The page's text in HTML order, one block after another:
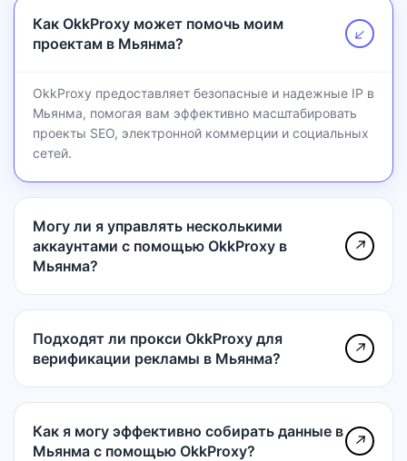
Как OkkProxy может помочь моим
проектам в Мьянма?
↗
OkkProxy предоставляет безопасные и надежные IP в
Мьянма, помогая вам эффективно масштабировать
проекты SEO, электронной коммерции и социальных
сетей.
Могу ли я управлять несколькими
аккаунтами с помощью OkkProxy в
Мьянма?
↗
Подходят ли прокси OkkProxy для
верификации рекламы в Мьянма?
↗
Как я могу эффективно собирать данные в
Мьянма с помощью OkkProxy?
↗